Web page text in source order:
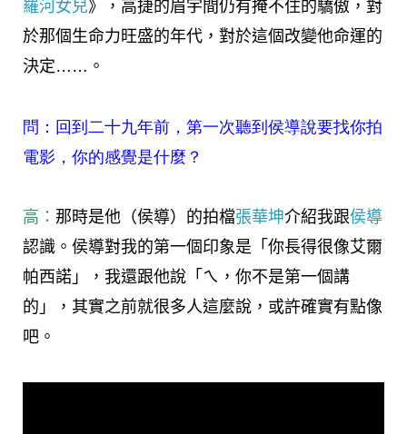
羅河女兒》，高捷的眉宇間仍有掩不住的驕傲，對
於那個生命力旺盛的年代，對於這個改變他命運的
決定……。
問：回到二十九年前，第一次聽到侯導說要找你拍
電影，你的感覺是什麼？
高： 那時是他（侯導）的拍檔張華坤介紹我跟侯導
認識。侯導對我的第一個印象是「你長得很像艾爾
帕西諾」，我還跟他說「ㄟ，你不是第一個講
的」，其實之前就很多人這麼說，或許確實有點像
吧。